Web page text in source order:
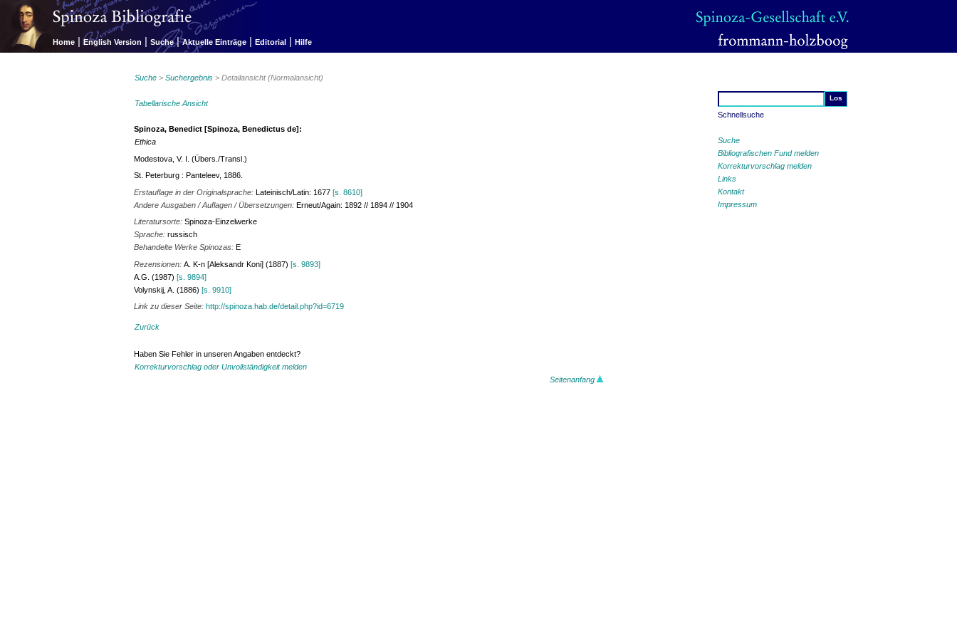
Home | English Version | Suche | Aktuelle Einträge | Editorial | Hilfe
Schnellsuche
Suche
Bibliografischen Fund melden
Korrekturvorschlag melden
Links
Kontakt
Impressum
Suche >Suchergebnis > Detailansicht (Normalansicht)
Tabellarische Ansicht
Spinoza, Benedict [Spinoza, Benedictus de]:
Ethica
Modestova, V. I. (Übers./Transl.)
St. Peterburg : Panteleev, 1886.
Erstauflage in der Originalsprache:Lateinisch/Latin: 1677[s. 8610]
Andere Ausgaben / Auflagen / Übersetzungen:Erneut/Again: 1892 // 1894 // 1904
Literatursorte:Spinoza-Einzelwerke
Sprache:russisch
Behandelte Werke Spinozas:E
Rezensionen:A. K-n [Aleksandr Koni] (1887)[s. 9893]
A.G. (1987)[s. 9894]
Volynskij, A. (1886)[s. 9910]
Link zu dieser Seite:http://spinoza.hab.de/detail.php?id=6719
Zurück
Haben Sie Fehler in unseren Angaben entdeckt?
Korrekturvorschlag oder Unvollständigkeit melden
Seitenanfang